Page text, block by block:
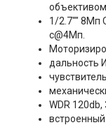
1/2.7"" 8Mп
с@4Мп.
дальность
WDR 120db,